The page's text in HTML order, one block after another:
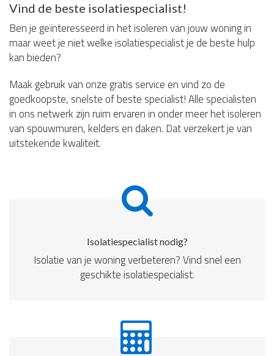
Vind de beste isolatiespecialist!
Ben je geïnteresseerd in het isoleren van jouw woning in
maar weet je niet welke isolatiespecialist je de beste hulp
kan bieden?
Maak gebruik van onze gratis service en vind zo de
goedkoopste, snelste of beste specialist! Alle specialisten
in ons netwerk zijn ruim ervaren in onder meer het isoleren
van spouwmuren, kelders en daken. Dat verzekert je van
uitstekende kwaliteit.
Isolatiespecialist nodig?
Isolatie van je woning verbeteren? Vind snel een
geschikte isolatiespecialist.